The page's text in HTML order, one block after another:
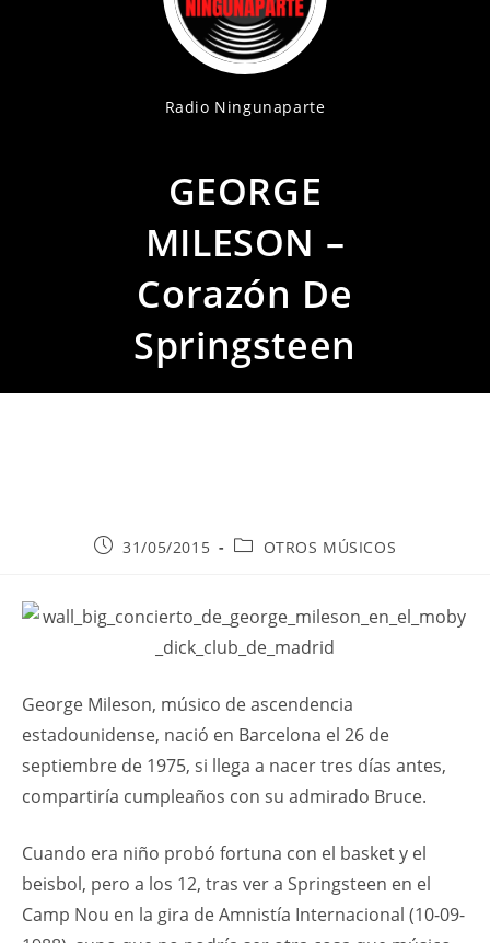
Radio Ningunaparte
GEORGE
MILESON –
Corazón De
Springsteen
Publicación
entrada:
31/05/2015
Categoría
OTROS MÚSICOS
George Mileson, músico de ascendencia
estadounidense, nació en Barcelona el 26 de
septiembre de 1975, si llega a nacer tres días antes,
compartiría cumpleaños con su admirado Bruce.
Cuando era niño probó fortuna con el basket y el
beisbol, pero a los 12, tras ver a Springsteen en el
Camp Nou en la gira de Amnistía Internacional (10-09-